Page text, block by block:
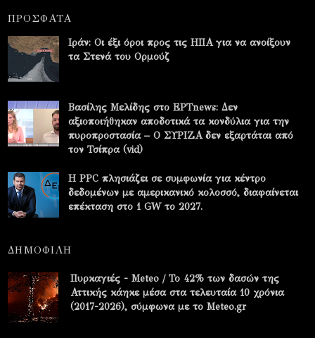
ΠΡΟΣΦΑΤΑ
Ιράν: Οι έξι όροι προς τις ΗΠΑ για να ανοίξουν
τα Στενά του Ορμούζ
Βασίλης Μελίδης στο ΕΡΤnews: Δεν
αξιοποιήθηκαν αποδοτικά τα κονδύλια για την
πυροπροστασία – Ο ΣΥΡΙΖΑ δεν εξαρτάται από
τον Τσίπρα (vid)
Η PPC πλησιάζει σε συμφωνία για κέντρο
δεδομένων με αμερικανικό κολοσσό, διαφαίνεται
επέκταση στο 1 GW το 2027.
ΔΗΜΟΦΙΛΗ
Πυρκαγιές - Meteo / Το 42% των δασών της
Αττικής κάηκε μέσα στα τελευταία 10 χρόνια
(2017-2026), σύμφωνα με το Meteo.gr